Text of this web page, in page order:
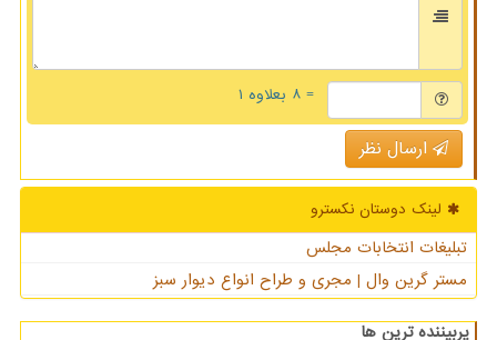
= ۸ بعلاوه ۱
ارسال نظر
لینک دوستان نكسترو
تبلیغات انتخابات مجلس
مستر گرین وال | مجری و طراح انواع دیوار سبز
پربیننده ترین ها